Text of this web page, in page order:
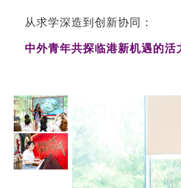
从求学深造到创新协同：
中外青年共探临港新机遇的活